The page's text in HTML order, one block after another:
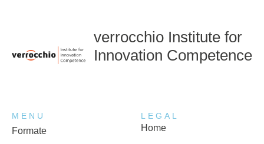
verrocchio Institute for
Innovation Competence
MENU
Formate
LEGAL
Home